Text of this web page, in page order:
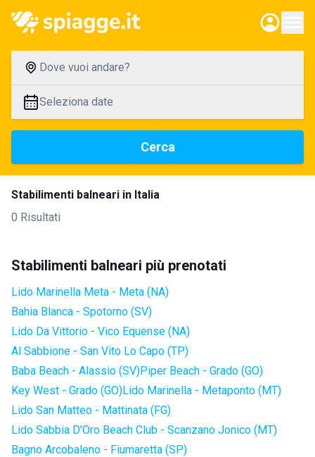
Dove vuoi andare?
Seleziona date
Cerca
Stabilimenti balneari in Italia
0 Risultati
Stabilimenti balneari più prenotati
Lido Marinella Meta - Meta (NA)
Bahia Blanca - Spotorno (SV)
Lido Da Vittorio - Vico Equense (NA)
Al Sabbione - San Vito Lo Capo (TP)
Baba Beach - Alassio (SV)Piper Beach - Grado (GO)
Key West - Grado (GO)Lido Marinella - Metaponto (MT)
Lido San Matteo - Mattinata (FG)
Lido Sabbia D'Oro Beach Club - Scanzano Jonico (MT)
Bagno Arcobaleno - Fiumaretta (SP)